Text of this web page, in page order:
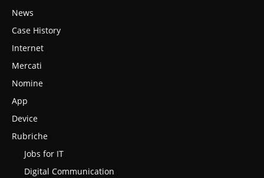
News
Case History
Internet
Mercati
Nomine
App
Device
Rubriche
Jobs for IT
Digital Communication